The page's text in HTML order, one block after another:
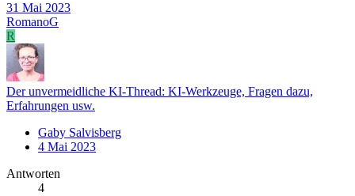
31 Mai 2023
RomanoG
R
Der unvermeidliche KI-Thread: KI-Werkzeuge, Fragen dazu,
Erfahrungen usw.
Gaby Salvisberg
4 Mai 2023
Antworten
4